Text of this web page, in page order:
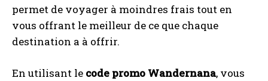
permet de voyager à moindres frais tout en
vous offrant le meilleur de ce que chaque
destination a à offrir.
En utilisant le code promo Wandernana, vous